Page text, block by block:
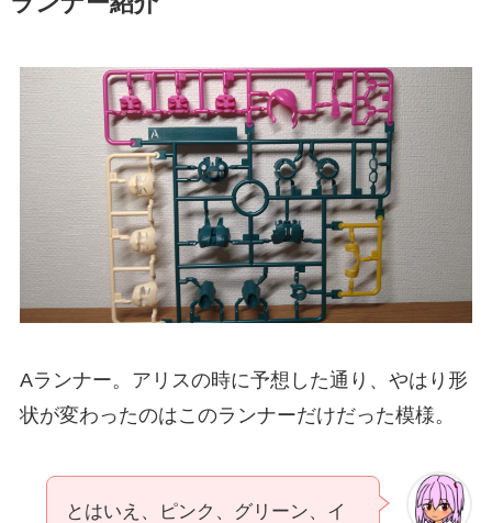
Aランナー。アリスの時に予想した通り、やはり形
状が変わったのはこのランナーだけだった模様。
とはいえ、ピンク、グリーン、イ